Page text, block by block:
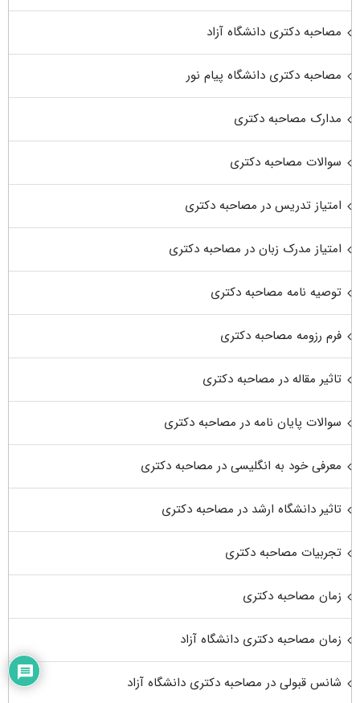
مصاحبه دکتری دانشگاه آزاد
مصاحبه دکتری دانشگاه پیام نور
مدارک مصاحبه دکتری
سوالات مصاحبه دکتری
امتیاز تدریس در مصاحبه دکتری
امتیاز مدرک زبان در مصاحبه دکتری
توصیه نامه مصاحبه دکتری
فرم رزومه مصاحبه دکتری
تاثیر مقاله در مصاحبه دکتری
سوالات پایان نامه در مصاحبه دکتری
معرفی خود به انگلیسی در مصاحبه دکتری
تاثیر دانشگاه ارشد در مصاحبه دکتری
تجربیات مصاحبه دکتری
زمان مصاحبه دکتری
زمان مصاحبه دکتری دانشگاه آزاد
شانس قبولی در مصاحبه دکتری دانشگاه آزاد